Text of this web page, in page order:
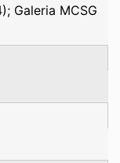
Galeria MCSG